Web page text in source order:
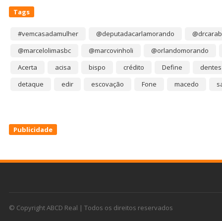
Tags
#vemcasadamulher @deputadacarlamorando
@marcelolimasbc
@marcovinholi
@orlandomorando
Acerta
acisa bispo crédito Define
dentes
detaque
edir escovação Fone macedo
Publicidade
© Copyright ABCD Real | Todos os direitos reservados